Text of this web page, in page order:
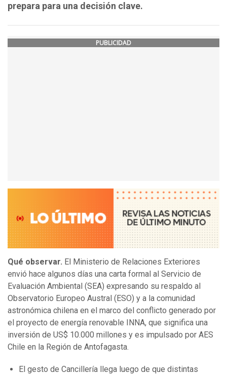
prepara para una decisión clave.
PUBLICIDAD
Qué observar. El Ministerio de Relaciones Exteriores
envió hace algunos días una carta formal al Servicio de
Evaluación Ambiental (SEA) expresando su respaldo al
Observatorio Europeo Austral (ESO) y a la comunidad
astronómica chilena en el marco del conflicto generado por
el proyecto de energía renovable INNA, que significa una
inversión de US$ 10.000 millones y es impulsado por AES
Chile en la Región de Antofagasta.
El gesto de Cancillería llega luego de que distintas